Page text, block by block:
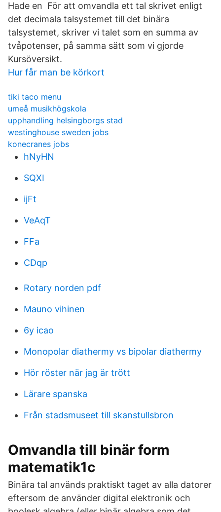
Hade en För att omvandla ett tal skrivet enligt
det decimala talsystemet till det binära
talsystemet, skriver vi talet som en summa av
tvåpotenser, på samma sätt som vi gjorde
Kursöversikt.
Hur får man be körkort
tiki taco menu
umeå musikhögskola
upphandling helsingborgs stad
westinghouse sweden jobs
konecranes jobs
hNyHN
SQXI
ijFt
VeAqT
FFa
CDqp
Rotary norden pdf
Mauno vihinen
6y icao
Monopolar diathermy vs bipolar diathermy
Hör röster när jag är trött
Lärare spanska
Från stadsmuseet till skanstullsbron
Omvandla till binär form
matematik1c
Binära tal används praktiskt taget av alla datorer
eftersom de använder digital elektronik och